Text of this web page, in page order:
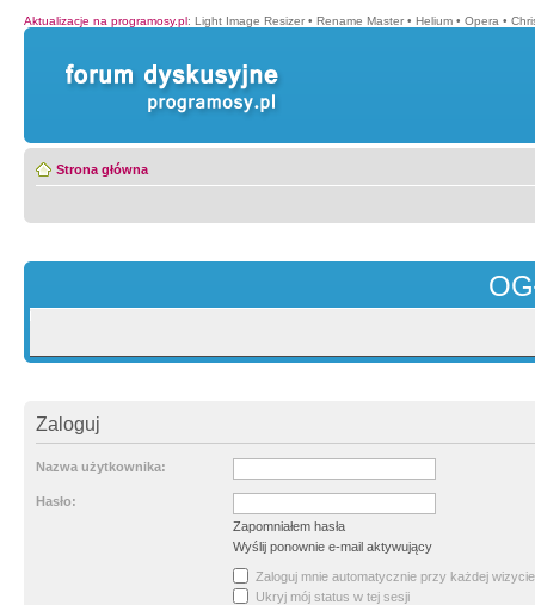
Aktualizacje na programosy.pl: Light Image Resizer • Rename Master • Helium • Opera •
Strona główna
Zaloguj
Nazwa użytkownika:
Hasło:
Zapomniałem hasła
Wyślij ponownie e-mail aktywujący
Zaloguj mnie automatycznie przy każdej wizycie
Ukryj mój status w tej sesji